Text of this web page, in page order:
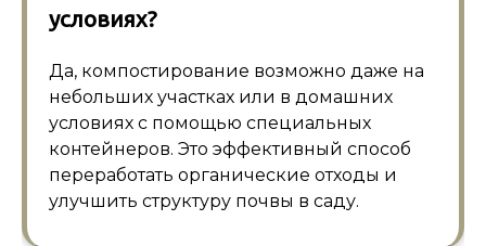
условиях?
Да, компостирование возможно даже на
небольших участках или в домашних
условиях с помощью специальных
контейнеров. Это эффективный способ
переработать органические отходы и
улучшить структуру почвы в саду.